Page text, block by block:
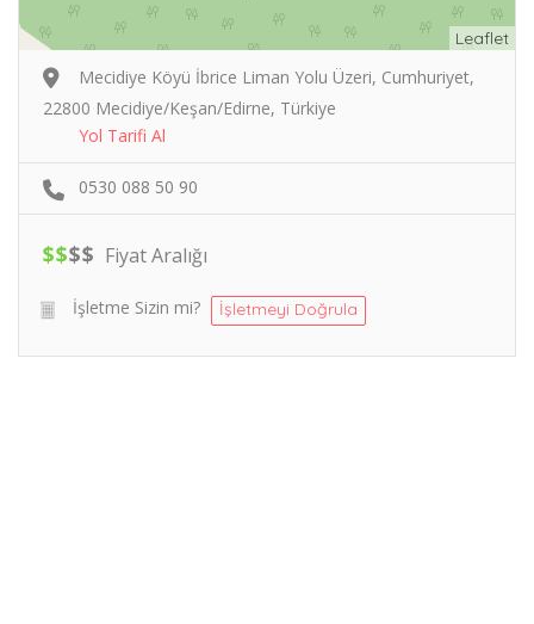
Leaflet
Mecidiye Köyü İbrice Liman Yolu Üzeri, Cumhuriyet,
22800 Mecidiye/Keşan/Edirne, Türkiye
Yol Tarifi Al
0530 088 50 90
$$$$ Fiyat Aralığı
İşletme Sizin mi? İşletmeyi Doğrula